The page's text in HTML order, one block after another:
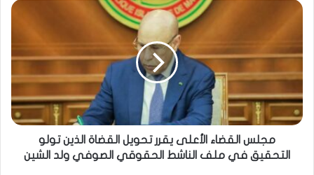
مجلس القضاء الأعلى يقرر تحويل القضاة الذين تولو
التحقيق في ملف الناشط الحقوقي الصوفي ولد الشين